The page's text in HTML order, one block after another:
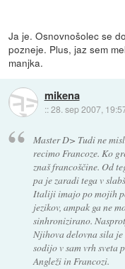
Ja je. Osnovnošolec se
pozneje. Plus, jaz sem
manjka.
mikena
::28. sep 2007,
Master D> Tudi ne
recimo Francoze. Ko
znaš francoščine. Od
pa je zaradi tega v
Italiji imajo po mojih
jezikov, ampak ga ne
sinhronizirano.
Njihova delovna sila je
sodijo v sam vrh sveta
Angleži in Francozi.